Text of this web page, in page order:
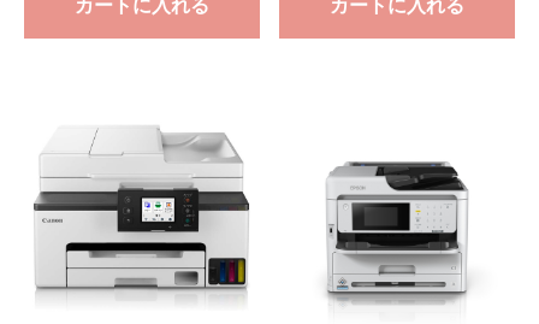
カートに入れる カートに入れる